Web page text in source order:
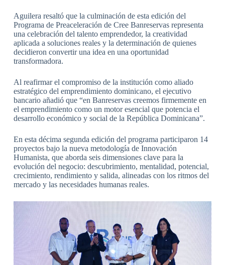
Aguilera resaltó que la culminación de esta edición del
Programa de Preaceleración de Cree Banreservas representa
una celebración del talento emprendedor, la creatividad
aplicada a soluciones reales y la determinación de quienes
decidieron convertir una idea en una oportunidad
transformadora.
Al reafirmar el compromiso de la institución como aliado
estratégico del emprendimiento dominicano, el ejecutivo
bancario añadió que “en Banreservas creemos firmemente en
el emprendimiento como un motor esencial que potencia el
desarrollo económico y social de la República Dominicana”.
En esta décima segunda edición del programa participaron 14
proyectos bajo la nueva metodología de Innovación
Humanista, que aborda seis dimensiones clave para la
evolución del negocio: descubrimiento, mentalidad, potencial,
crecimiento, rendimiento y salida, alineadas con los ritmos del
mercado y las necesidades humanas reales.